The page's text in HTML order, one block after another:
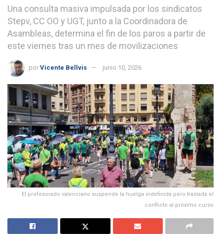
Una consulta masiva impulsada por los sindicatos
Stepv, CC OO y UGT, junto a la Coordinadora de
Asambleas, determina el fin de los paros a partir de
este viernes tras un mes de movilizaciones
por Vicente Bellvis junio 10, 2026
El profesorado valenciano suspende la huelga indefinida pero traslada el
conflicto al próximo curso